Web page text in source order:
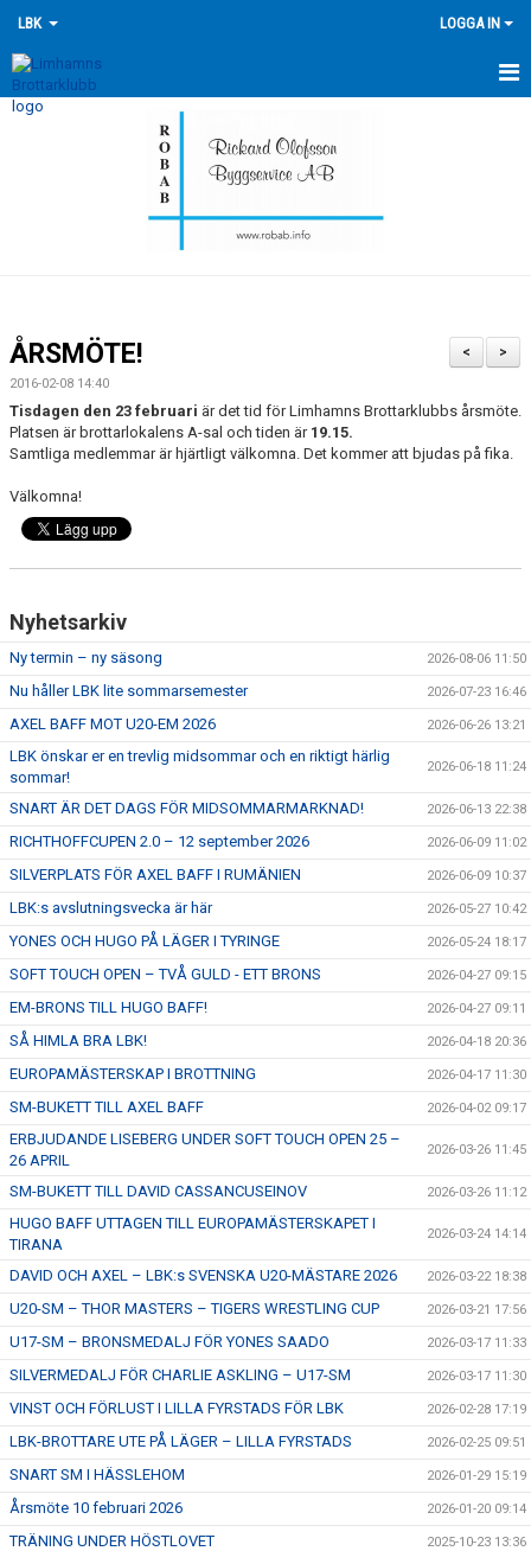
LBK LOGGA IN
HEM
TRÄNINGSKALENDER
TÄVLINGSKALENDERN
TRÄNINGSAVGIFTER
BESTÄLL LBK KLÄDER
VACCINERAD MOT DOPING
SKÅNESERIEN
LBKS VÄRDEGRUNDER
GDPR
LBKS JUBILEUMSBOK
ÅNGERRÄTT
ENOLIV.SE
>
<
ÅRSMÖTE!
2016-02-08 14:40
Tisdagen den 23 februari är det tid för Limhamns Brottarklubbs årsmöte.
Platsen är brottarlokalens A-sal och tiden är 19.15.
Samtliga medlemmar är hjärtligt välkomna. Det kommer att bjudas på fika.
Välkomna!
Nyhetsarkiv
Ny termin – ny säsong 2026-08-06 11:50
Nu håller LBK lite sommarsemester 2026-07-23 16:46
AXEL BAFF MOT U20-EM 2026 2026-06-26 13:21
LBK önskar er en trevlig midsommar och en riktigt härlig
sommar!
2026-06-18 11:24
SNART ÄR DET DAGS FÖR MIDSOMMARMARKNAD! 2026-06-13 22:38
RICHTHOFFCUPEN 2.0 – 12 september 2026 2026-06-09 11:02
SILVERPLATS FÖR AXEL BAFF I RUMÄNIEN 2026-06-09 10:37
LBK:s avslutningsvecka är här 2026-05-27 10:42
YONES OCH HUGO PÅ LÄGER I TYRINGE 2026-05-24 18:17
SOFT TOUCH OPEN – TVÅ GULD - ETT BRONS 2026-04-27 09:15
EM-BRONS TILL HUGO BAFF! 2026-04-27 09:11
SÅ HIMLA BRA LBK! 2026-04-18 20:36
EUROPAMÄSTERSKAP I BROTTNING 2026-04-17 11:30
SM-BUKETT TILL AXEL BAFF 2026-04-02 09:17
ERBJUDANDE LISEBERG UNDER SOFT TOUCH OPEN 25 –
26 APRIL
2026-03-26 11:45
SM-BUKETT TILL DAVID CASSANCUSEINOV 2026-03-26 11:12
HUGO BAFF UTTAGEN TILL EUROPAMÄSTERSKAPET I
TIRANA
2026-03-24 14:14
DAVID OCH AXEL – LBK:s SVENSKA U20-MÄSTARE 2026 2026-03-22 18:38
U20-SM – THOR MASTERS – TIGERS WRESTLING CUP 2026-03-21 17:56
U17-SM – BRONSMEDALJ FÖR YONES SAADO 2026-03-17 11:33
SILVERMEDALJ FÖR CHARLIE ASKLING – U17-SM 2026-03-17 11:30
VINST OCH FÖRLUST I LILLA FYRSTADS FÖR LBK 2026-02-28 17:19
LBK-BROTTARE UTE PÅ LÄGER – LILLA FYRSTADS 2026-02-25 09:51
SNART SM I HÄSSLEHOM 2026-01-29 15:19
Årsmöte 10 februari 2026 2026-01-20 09:14
TRÄNING UNDER HÖSTLOVET 2025-10-23 13:36